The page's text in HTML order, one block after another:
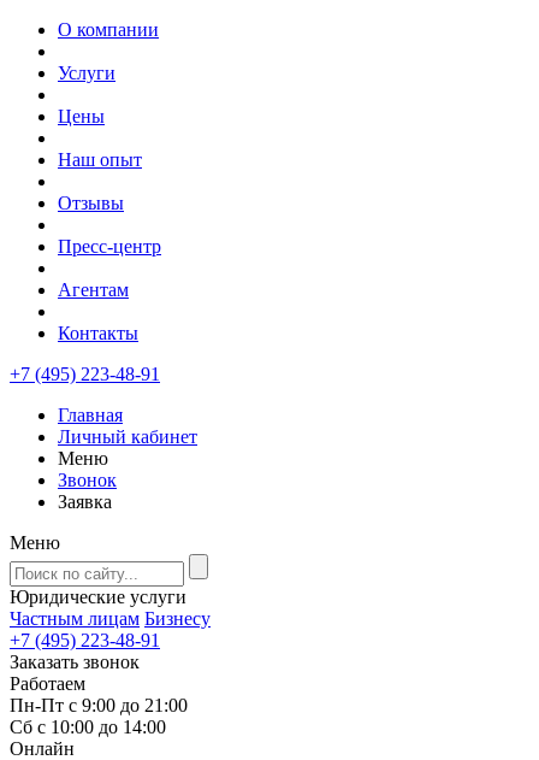
О компании
Услуги
Цены
Наш опыт
Отзывы
Пресс-центр
Агентам
Контакты
+7 (495) 223-48-91
Главная
Личный кабинет
Меню
Звонок
Заявка
Меню
Юридические услуги
Частным лицам Бизнесу
+7 (495) 223-48-91
Заказать звонок
Работаем
Пн-Пт с 9:00 до 21:00
Сб с 10:00 до 14:00
Онлайн